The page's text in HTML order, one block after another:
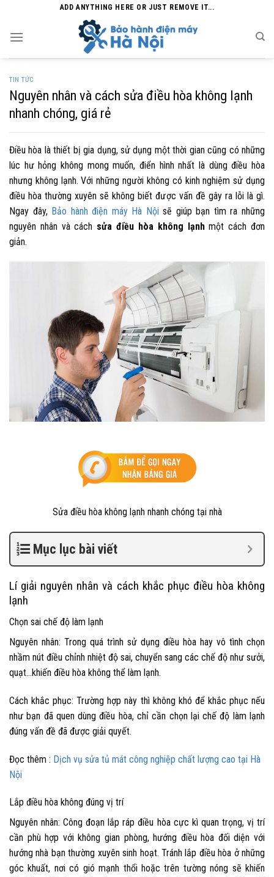
content
ADD ANYTHING HERE OR JUST REMOVE IT...
TIN TỨC
Nguyên nhân và cách sửa điều hòa không lạnh
nhanh chóng, giá rẻ
Điều hòa là thiết bị gia dụng, sử dụng một thời gian cũng có những
lúc hư hỏng không mong muốn, điển hình nhất là dùng điều hòa
nhưng không lạnh. Với những người không có kinh nghiệm sử dụng
điều hòa thường xuyên sẽ không biết được vấn đề gây ra lỗi là gì.
Ngay đây, Bảo hành điện máy Hà Nội sẽ giúp bạn tìm ra những
nguyên nhân và cách sửa điều hòa không lạnhmột cách đơn
giản.
Sửa điều hòa không lạnh nhanh chóng tại nhà
Mục lục bài viết
Lí giải nguyên nhân và cách khắc phục điều hòa không
lạnh
Chọn sai chế độ làm lạnh
Nguyên nhân: Trong quá trình sử dụng điều hòa hay vô tình chọn
nhầm nút điều chỉnh nhiệt độ sai, chuyển sang các chế độ như sưởi,
quạt…khiến điều hòa không thể làm lạnh.
Cách khắc phục:Trường hợp này thì không khó để khắc phục nếu
như bạn đã quen dùng điều hòa, chỉ cần chọn lại chế độ làm lạnh
đúng vấn đề đã được giải quyết.
Đọc thêm : Dịch vụ sửa tủ mát công nghiệp chất lượng cao tại Hà
Nội
Lắp điều hòa không đúng vị trí
Nguyên nhân: Công đoạn lắp ráp điều hòa cực kì quan trọng, vị trí
cần phù hợp với không gian phòng, hướng điều hòa đối diện với
hướng nhà bạn thường xuyên sinh hoạt. Tránh lắp điều hòa ở những
góc khuất, nơi có gió mạnh thổi hoặc trên tường nóng sẽ khiến